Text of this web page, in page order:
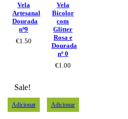
Vela
Artesanal
Dourada
nº9
€1.50
Vela
Bicolor
com
Glitter
Rosa e
Dourada
nº 0
€1.00
Sale!
Adicionar Adicionar